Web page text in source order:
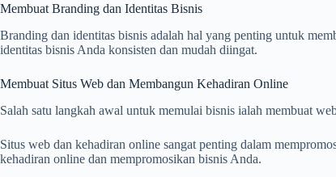
Membuat Branding dan Identitas Bisnis
Branding dan identitas bisnis adalah hal yang penting untuk
identitas bisnis Anda konsisten dan mudah diingat.
Membuat Situs Web dan Membangun Kehadiran Online
Salah satu langkah awal untuk memulai bisnis ialah membuat
Situs web dan kehadiran online sangat penting dalam
kehadiran online dan mempromosikan bisnis Anda.